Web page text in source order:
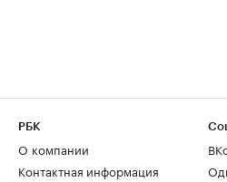
РБК
О компании
Контактная информация